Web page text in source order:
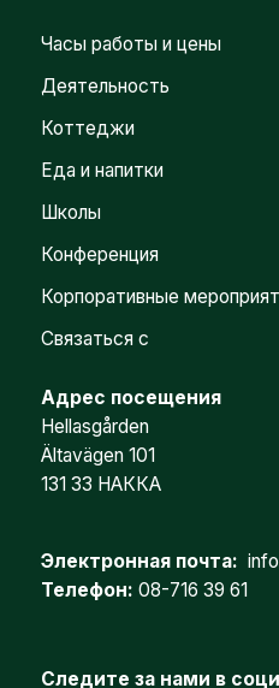
Часы работы и цены
Деятельность
Коттеджи
Еда и напитки
Школы
Конференция
Корпоративные
Связаться с
Адрес посещения
Hellasgården
Ältavägen 101
131 33 НАККА
Электронная почта:
Телефон: 08-716 39 61
Следите за нами в